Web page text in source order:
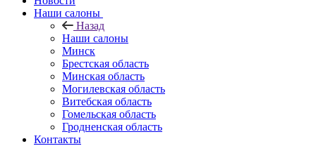
Наши салоны
Назад
Наши салоны
Минск
Брестская область
Минская область
Могилевская область
Витебская область
Гомельская область
Гродненская область
Контакты